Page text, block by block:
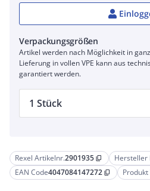
Rexel Artikelnr.2901935 content_copy Hersteller
EAN Code4047084147272 content_copy Produkt
Verpackungsgrößen
Artikel werden nach Möglichkeit in
Lieferung in vollen VPE kann aus
garantiert werden.
1 Stück